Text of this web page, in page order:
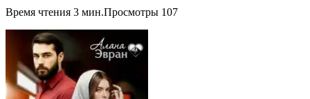
Время чтения 3 мин.Просмотры 107